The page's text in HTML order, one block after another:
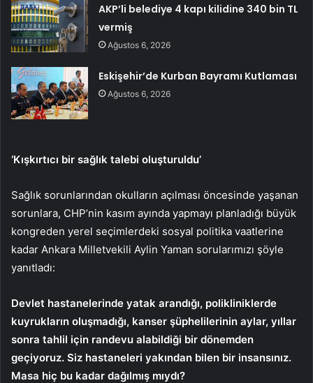
AKP’li belediye 4 kapı kilidine 340 bin TL
vermiş
Ağustos 6, 2026
Eskişehir’de Kurban Bayramı Kutlaması
Ağustos 6, 2026
‘Kışkırtıcı bir sağlık talebi oluşturuldu’
Sağlık sorunlarından okulların açılması öncesinde yaşanan
sorunlara, CHP’nin kasım ayında yapmayı planladığı büyük
kongreden yerel seçimlerdeki sosyal politika vaatlerine
kadar Ankara Milletvekili Aylin Yaman sorularımızı şöyle
yanıtladı:
Devlet hastanelerinde yatak arandığı, polikliniklerde
kuyrukların oluşmadığı, kanser şüphelilerinin aylar, yıllar
sonra tahlil için randevu alabildiği bir dönemden
geçiyoruz. Siz hastaneleri yakından bilen bir insansınız.
Masa hiç bu kadar dağılmış mıydı?